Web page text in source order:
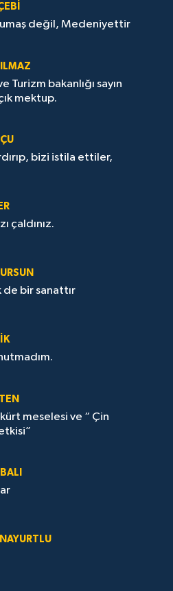
değil, Medeniyettir
Turizm bakanlığı sayın
mektup.
bizi istila ettiler,
çaldınız.
bir sanattır
meselesi ve “ Çin